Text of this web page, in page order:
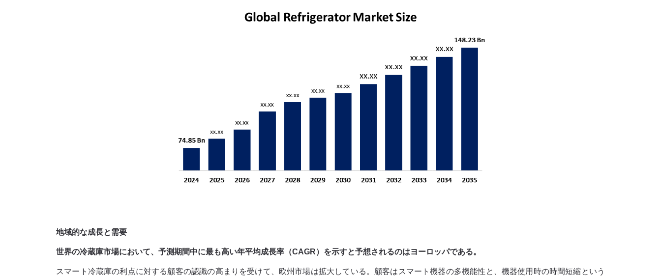
地域的な成長と需要
世界の冷蔵庫市場において、予測期間中に最も高い年平均成長率（CAGR）を示すと予想されるのはヨーロッパである。
スマート冷蔵庫の利点に対する顧客の認識の高まりを受けて、欧州市場は拡大している。顧客はスマート機器の多機能性と、機器使用時の時間短縮という